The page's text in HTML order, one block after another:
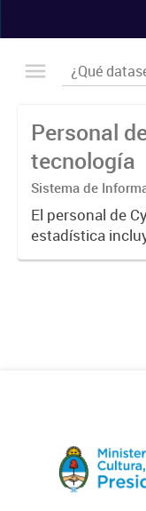
Personal
tecnología
Sistema de
Tecnología
El personal de
estadística
personas